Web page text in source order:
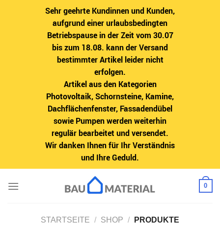
Sehr geehrte Kundinnen und Kunden,
aufgrund einer urlaubsbedingten
Betriebspause in der Zeit vom 30.07
bis zum 18.08. kann der Versand
bestimmter Artikel leider nicht
erfolgen.
Artikel aus den Kategorien
Photovoltaik, Schornsteine, Kamine,
Dachflächenfenster, Fassadendübel
sowie Pumpen werden weiterhin
regulär bearbeitet und versendet.
Wir danken Ihnen für Ihr Verständnis
und Ihre Geduld.
Inhalt
0
STARTSEITE / SHOP /
PRODUKTE